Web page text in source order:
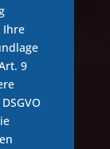
Ihre
9